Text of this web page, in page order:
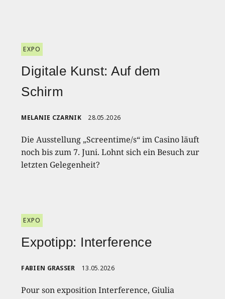
EXPO
Digitale Kunst: Auf dem
Schirm
MELANIE CZARNIK 28.05.2026
Die Ausstellung „Screentime/s“ im Casino läuft
noch bis zum 7. Juni. Lohnt sich ein Besuch zur
letzten Gelegenheit?
EXPO
Expotipp: Interference
FABIEN GRASSER 13.05.2026
Pour son exposition Interference, Giulia